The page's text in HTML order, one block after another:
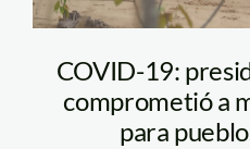
COVID-19:
comprometió a
para